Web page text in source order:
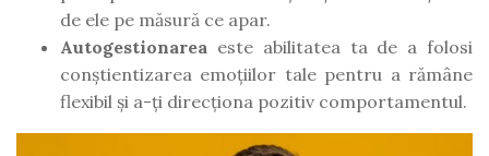
de ele pe măsură ce apar.
Autogestionarea este abilitatea ta de a folosi
conștientizarea emoțiilor tale pentru a rămâne
flexibil și a-ți direcționa pozitiv comportamentul.